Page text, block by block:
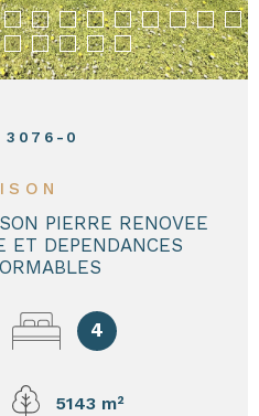
3076-0
PIERRE RENOVEE
ET DEPENDANCES
4
5143 m²